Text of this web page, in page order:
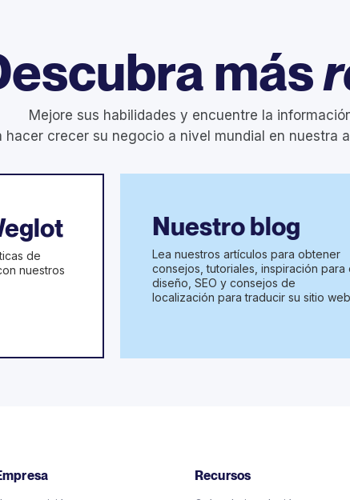
más
Mejore sus habilidades y encuentre la
hacer crecer su negocio a nivel mundial en nuestra
de
nuestros
Nuestro blog
Lea nuestros artículos para obtener
consejos, tutoriales, inspiración para
diseño, SEO y consejos de
localización para traducir su sitio
Recursos